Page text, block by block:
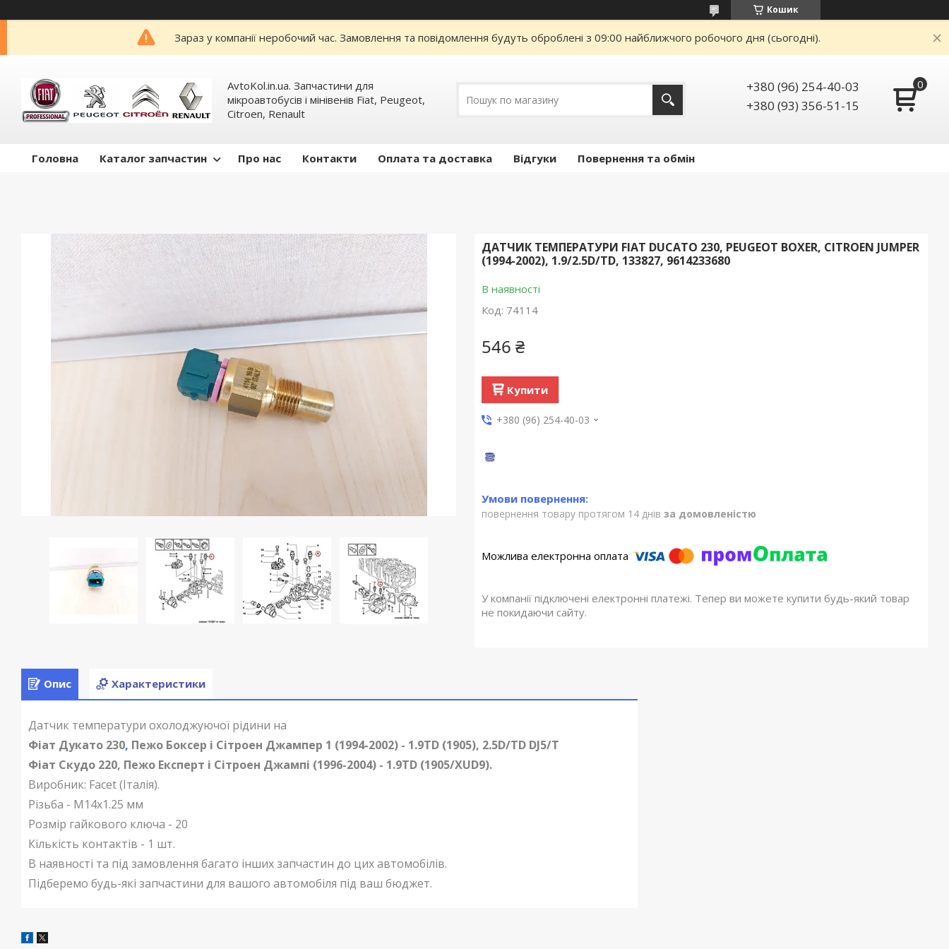
Кошик
Зараз у компанії неробочий час. Замовлення та повідомлення будуть оброблені з 09:00 найближчого робочого дня (сьогодні).
AvtoKol.in.ua. Запчастини для
мікроавтобусів і мінівенів Fiat, Peugeot,
Citroen, Renault
+380 (96) 254-40-03
+380 (93) 356-51-15
Головна Каталог запчастин Про нас Контакти Оплата та доставка Відгуки Повернення та обмін
ДАТЧИК ТЕМПЕРАТУРИ FIAT DUCATO 230, PEUGEOT BOXER, CITROEN JUMPER
(1994-2002), 1.9/2.5D/TD, 133827, 9614233680
В наявності
Код: 74114
546 ₴
Купити
+380 (96) 254-40-03
повернення товару протягом 14 днів за домовленістю
У компанії підключені електронні платежі. Тепер ви можете купити будь-який товар
не покидаючи сайту.
Опис Характеристики
Датчик температури охолоджуючої рідини на
Фіат Дукато 230, Пежо Боксер і Сітроен Джампер 1 (1994-2002) - 1.9TD (1905), 2.5D/TD DJ5/T
Фіат Скудо 220, Пежо Експерт і Сітроен Джампі (1996-2004) - 1.9TD (1905/XUD9).
Виробник: Facet (Італія).
Різьба - М14х1.25 мм
Розмір гайкового ключа - 20
Кількість контактів - 1 шт.
В наявності та під замовлення багато інших запчастин до цих автомобілів.
Підберемо будь-які запчастини для вашого автомобіля під ваш бюджет.